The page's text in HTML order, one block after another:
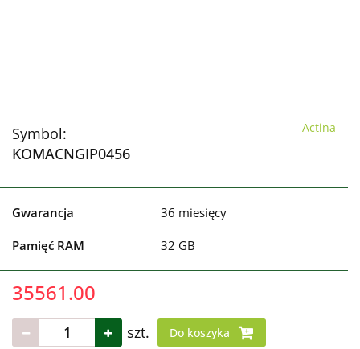
Symbol:
KOMACNGIP0456
Actina
Gwarancja 36 miesięcy
Pamięć RAM 32 GB
35561.00
szt. Do koszyka